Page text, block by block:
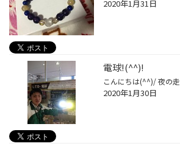
2020年1月31日
電球!(^^)!
2020年1月30日